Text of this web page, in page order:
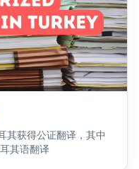
其获得公证翻译，其中
其语翻译